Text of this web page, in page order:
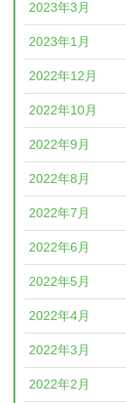
2023年3月
2023年1月
2022年12月
2022年10月
2022年9月
2022年8月
2022年7月
2022年6月
2022年5月
2022年4月
2022年3月
2022年2月